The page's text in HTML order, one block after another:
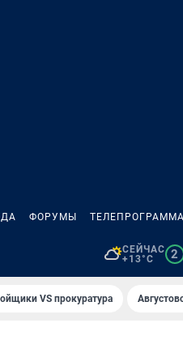
ФОРУМЫ ТЕЛЕПРОГРАММА
СЕЙЧАС
+13°C
2
VS прокуратура